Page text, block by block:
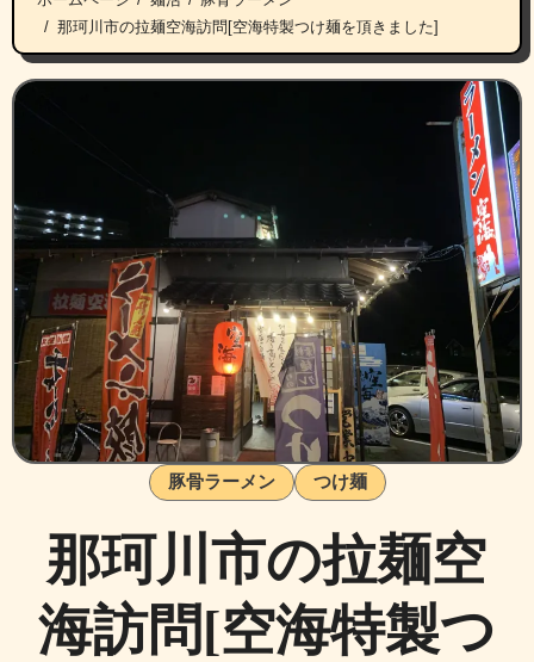
那珂川市の拉麺空海訪問[空海特製つけ麺を頂きました]
豚骨ラーメン つけ麺
那珂川市の拉麺空
海訪問[空海特製つ